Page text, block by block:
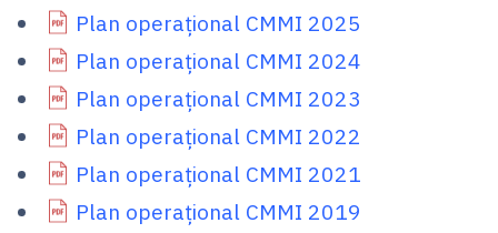
Plan operațional CMMI 2025
Plan operațional CMMI 2024
Plan operațional CMMI 2023
Plan operațional CMMI 2022
Plan operațional CMMI 2021
Plan operațional CMMI 2019